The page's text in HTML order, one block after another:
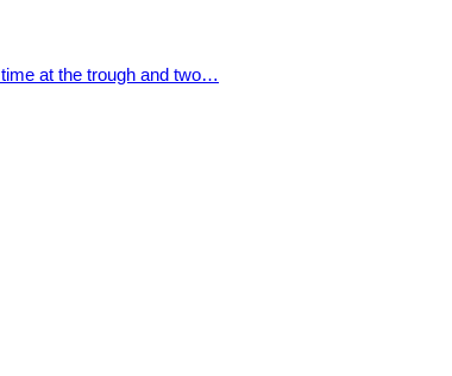
at the trough and two…